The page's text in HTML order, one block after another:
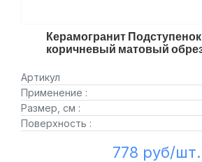
Керамогранит
коричневый матовый
Артикул
Применение :
Размер, см :
Поверхность :
778 руб/шт.